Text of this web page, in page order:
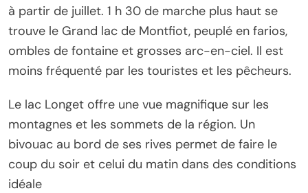
à partir de juillet. 1 h 30 de marche plus haut se
trouve le Grand lac de Montfiot, peuplé en farios,
ombles de fontaine et grosses arc-en-ciel. Il est
moins fréquenté par les touristes et les pêcheurs.
Le lac Longet offre une vue magnifique sur les
montagnes et les sommets de la région. Un
bivouac au bord de ses rives permet de faire le
coup du soir et celui du matin dans des conditions
idéale